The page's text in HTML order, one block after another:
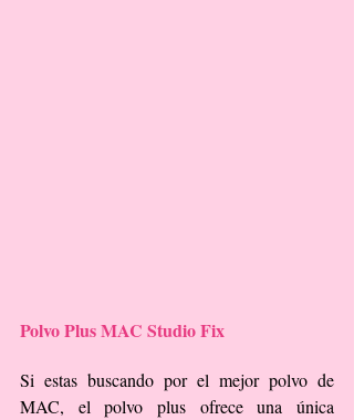
Polvo Plus MAC Studio Fix
Si estas buscando por el mejor polvo de
MAC, el polvo plus ofrece una única